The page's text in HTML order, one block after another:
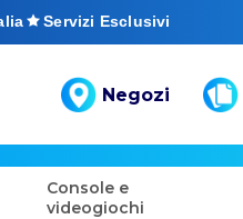
Servizi Esclusivi
Negozi
Console e
videogiochi